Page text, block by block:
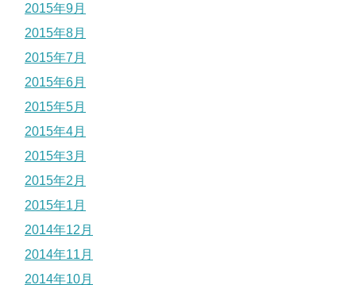
2015年9月
2015年8月
2015年7月
2015年6月
2015年5月
2015年4月
2015年3月
2015年2月
2015年1月
2014年12月
2014年11月
2014年10月